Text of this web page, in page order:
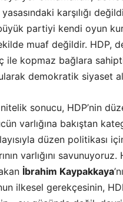
karşılığı
partiyi kendi oyun
muaf değildir. HDP,
ile kopmaz bağlara
demokratik siyaset
sonucu, HDP’nin
varlığına bakıştan
düzen politikası
varlığını
İbrahim Kaypakkaya
ilkesel gerekçesinin,